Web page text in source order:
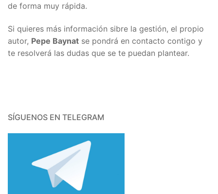
de forma muy rápida.
Si quieres más información sibre la gestión, el propio
autor, Pepe Baynat se pondrá en contacto contigo y
te resolverá las dudas que se te puedan plantear.
SÍGUENOS EN TELEGRAM